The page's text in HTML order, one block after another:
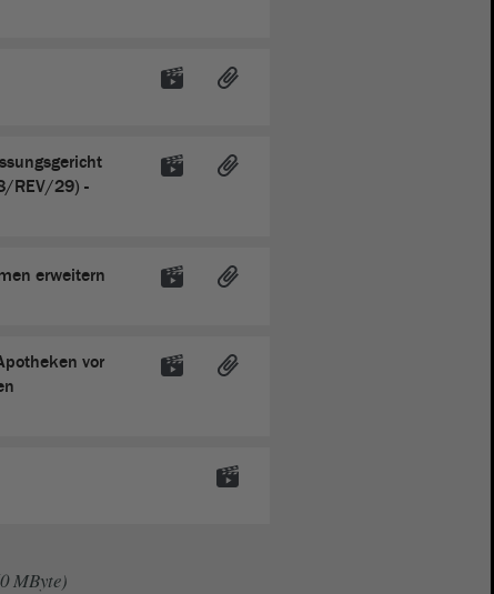
REV/29) -
erweitern
vor
MByte)